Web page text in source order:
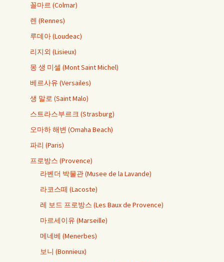
꼴마르 (Colmar)
렌 (Rennes)
루데아 (Loudeac)
리지외 (Lisieux)
몽 생 미셀 (Mont Saint Michel)
베르사유 (Versailes)
생 말로 (Saint Malo)
스트라스부르크 (Strasburg)
오마하 해변 (Omaha Beach)
파리 (Paris)
프로방스 (Provence)
라벤더 박물관 (Musee de la Lavande)
라코스떼 (Lacoste)
레 보드 프로방스 (Les Baux de Provence)
마르세이유 (Marseille)
메네베 (Menerbes)
보니 (Bonnieux)